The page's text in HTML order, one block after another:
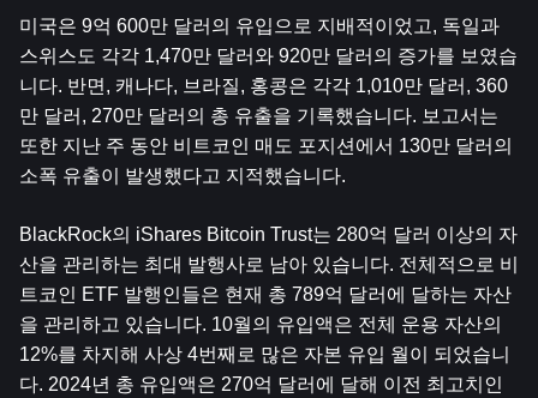
미국은 9억 600만 달러의 유입으로 지배적이었고, 독일과
스위스도 각각 1,470만 달러와 920만 달러의 증가를 보였습
니다. 반면, 캐나다, 브라질, 홍콩은 각각 1,010만 달러, 360
만 달러, 270만 달러의 총 유출을 기록했습니다. 보고서는
또한 지난 주 동안 비트코인 ​​매도 포지션에서 130만 달러의
소폭 유출이 발생했다고 지적했습니다.
BlackRock의 iShares Bitcoin Trust는 280억 달러 이상의 자
산을 관리하는 최대 발행사로 남아 있습니다. 전체적으로 비
트코인 ​​ETF 발행인들은 현재 총 789억 달러에 달하는 자산
을 관리하고 있습니다. 10월의 유입액은 전체 운용 자산의
12%를 차지해 사상 4번째로 많은 자본 유입 월이 되었습니
다. 2024년 총 유입액은 270억 달러에 달해 이전 최고치인